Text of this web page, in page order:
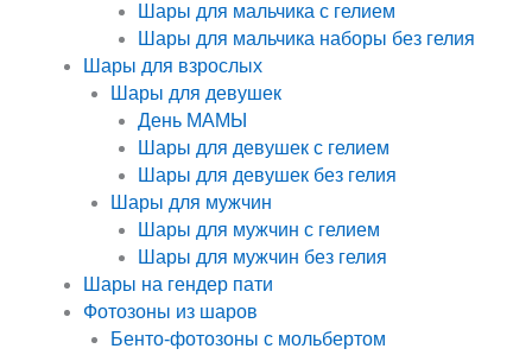
Шары для мальчика с гелием
Шары для мальчика наборы без гелия
Шары для взрослых
Шары для девушек
День МАМЫ
Шары для девушек с гелием
Шары для девушек без гелия
Шары для мужчин
Шары для мужчин с гелием
Шары для мужчин без гелия
Шары на гендер пати
Фотозоны из шаров
Бенто-фотозоны с мольбертом